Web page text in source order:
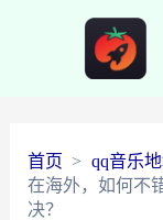
首页
qq音乐
在海外，如何不
决？